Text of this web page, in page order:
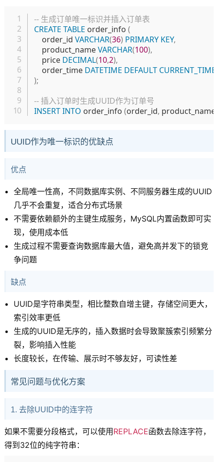
-- 生成订单唯一标识并插入订单表
CREATE TABLE order_info (
    order_id
VARCHAR(36) PRIMARY KEY,
    product_name
VARCHAR(100),
    price
DECIMAL(10,2),
    order_time
DATETIME DEFAULT
);
-- 插入订单时生成UUID作为订单号
INSERTINTO order_info (order_id, product_name
UUID作为唯一标识的优缺点
优点
全局唯一性高，不同数据库实例、不同服务器生成的UUID
几乎不会重复，适合分布式场景
不需要依赖额外的主键生成服务，MySQL内置函数即可实
现，使用成本低
生成过程不需要查询数据库最大值，避免高并发下的锁竞
争问题
缺点
UUID是字符串类型，相比整数自增主键，存储空间更大，
索引效率更低
生成的UUID是无序的，插入数据时会导致聚簇索引频繁分
裂，影响插入性能
长度较长，在传输、展示时不够友好，可读性差
常见问题与优化方案
1. 去除UUID中的连字符
如果不需要分段格式，可以使用REPLACE函数去除连字符，
得到32位的纯字符串：